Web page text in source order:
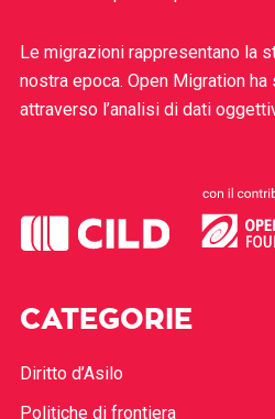
Le migrazioni rappresentano la
nostra epoca. Open Migration
attraverso l’analisi di dati
CATEGORIE
Diritto d’Asilo
Politiche di frontiera